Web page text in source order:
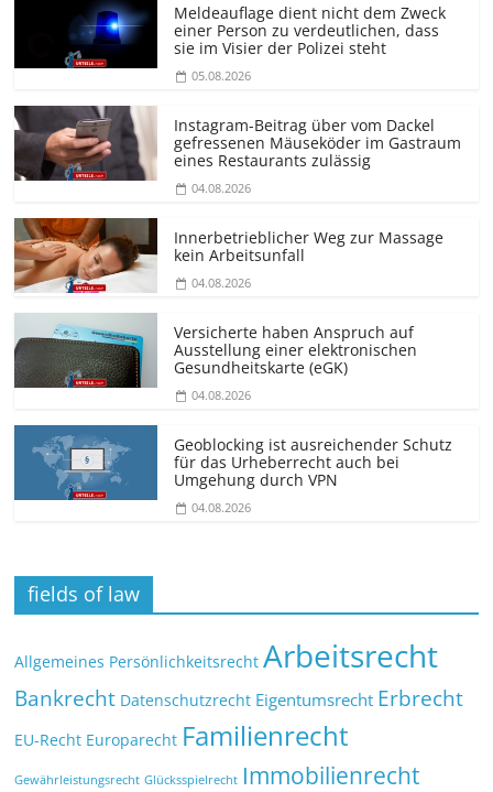
Meldeauflage dient nicht dem Zweck
einer Person zu verdeutlichen, dass
sie im Visier der Polizei steht
05.08.2026
Instagram-Beitrag über vom Dackel
gefressenen Mäuseköder im Gastraum
eines Restaurants zulässig
04.08.2026
Innerbetrieblicher Weg zur Massage
kein Arbeitsunfall
04.08.2026
Versicherte haben Anspruch auf
Ausstellung einer elektronischen
Gesundheitskarte (eGK)
04.08.2026
Geoblocking ist ausreichender Schutz
für das Urheberrecht auch bei
Umgehung durch VPN
04.08.2026
fields of law
Allgemeines Persönlichkeitsrecht Arbeitsrecht
Bankrecht Datenschutzrecht Eigentumsrecht Erbrecht
EU-Recht Europarecht Familienrecht
Gewährleistungsrecht Glücksspielrecht Immobilienrecht